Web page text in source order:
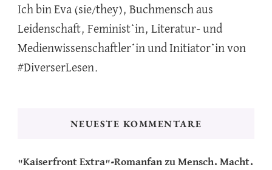
Ich bin Eva (sie/they), Buchmensch aus
Leidenschaft, Feminist*in, Literatur- und
Medienwissenschaftler*in und Initiator*in von
#DiverserLesen.
NEUESTE KOMMENTARE
"Kaiserfront Extra"-Romanfan zu Mensch. Macht.